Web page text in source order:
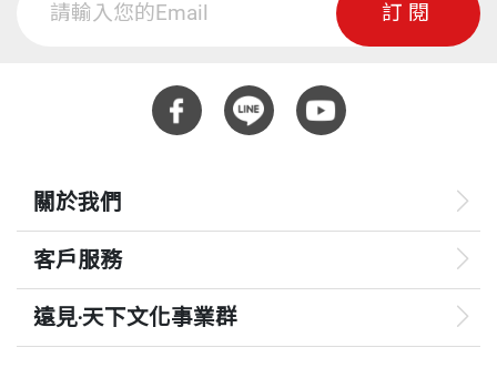
訂閱
關於我們
客戶服務
遠見‧天下文化事業群